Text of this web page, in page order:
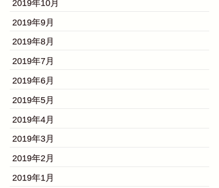
2019年10月
2019年9月
2019年8月
2019年7月
2019年6月
2019年5月
2019年4月
2019年3月
2019年2月
2019年1月